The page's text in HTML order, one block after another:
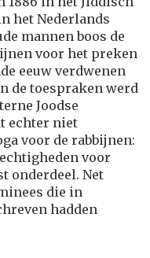
het Nederlands
mannen boos de
voor het preken
eeuw verdwenen
de toespraken werd
Joodse
echter niet
voor de rabbijnen:
voor
onderdeel. Net
die in
hadden